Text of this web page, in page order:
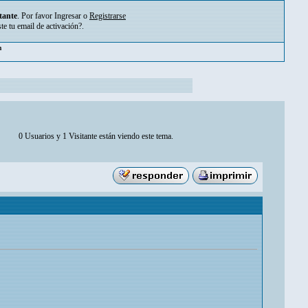
. Por favor Ingresar o Registrarse
tu email de activación?.
0 Usuarios y 1 Visitante están viendo este tema.